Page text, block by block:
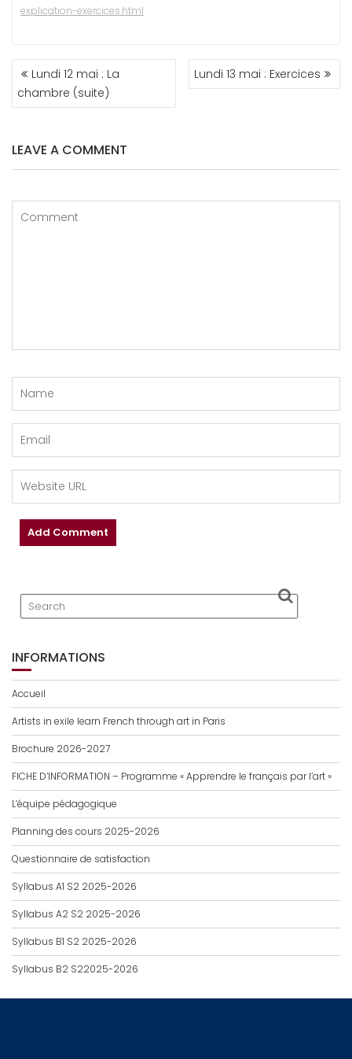
explication-exercices.html
NAVIGATION
DE
L’ARTICLE
Lundi 12 mai : La
chambre (suite)
Lundi 13 mai : Exercices
LEAVE A COMMENT
INFORMATIONS
Accueil
Artists in exile learn French through art in Paris
Brochure 2026-2027
FICHE D’INFORMATION – Programme « Apprendre le français par l’art »
L’équipe pédagogique
Planning des cours 2025-2026
Questionnaire de satisfaction
Syllabus A1 S2 2025-2026
Syllabus A2 S2 2025-2026
Syllabus B1 S2 2025-2026
Syllabus B2 S22025-2026